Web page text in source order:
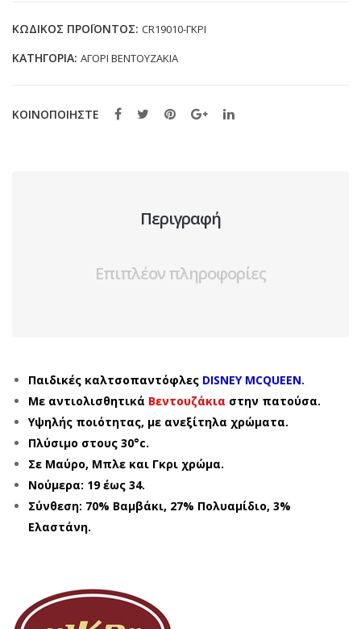
ΓΚΡΙ
34)
ΚΩΔΙΚΌΣ ΠΡΟΪΌΝΤΟΣ: CR19010-ΓΚΡΙ
ΚΑΤΗΓΟΡΊΑ: ΑΓΟΡΙ ΒΕΝΤΟΥΖΑΚΙΑ
ΚΟΙΝΟΠΟΙΗΣΤΕ
Περιγραφή
Επιπλέον πληροφορίες
Παιδικές καλτσοπαντόφλες DISNEY MCQUEEN.
Με αντιολισθητικά Βεντουζάκια στην πατούσα.
Υψηλής ποιότητας, με ανεξίτηλα χρώματα.
Πλύσιμο στους 30°c.
Σε Μαύρο, Μπλε και Γκρι χρώμα.
Νούμερα: 19 έως 34.
Σύνθεση: 70% Βαμβάκι, 27% Πολυαμίδιο, 3%
Ελαστάνη.